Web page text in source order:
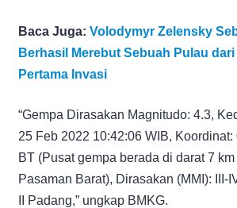
Baca Juga: Volodymyr Zelensky
Berhasil Merebut Sebuah Pulau
Pertama Invasi
“Gempa Dirasakan Magnitudo: 4.3,
25 Feb 2022 10:42:06 WIB,
BT (Pusat gempa berada di darat 7
Pasaman Barat), Dirasakan (MMI): III-
II Padang,” ungkap BMKG.